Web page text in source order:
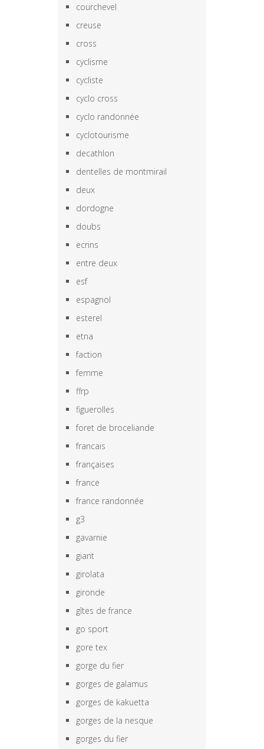
courchevel
creuse
cross
cyclisme
cycliste
cyclo cross
cyclo randonnée
cyclotourisme
decathlon
dentelles de montmirail
deux
dordogne
doubs
ecrins
entre deux
esf
espagnol
esterel
etna
faction
femme
ffrp
figuerolles
foret de broceliande
francais
françaises
france
france randonnée
g3
gavarnie
giant
girolata
gironde
gîtes de france
go sport
gore tex
gorge du fier
gorges de galamus
gorges de kakuetta
gorges de la nesque
gorges du fier